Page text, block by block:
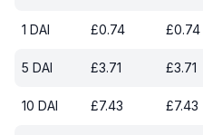
1 DAI £0.74 £0.74
5 DAI £3.71 £3.71
10 DAI £7.43 £7.43